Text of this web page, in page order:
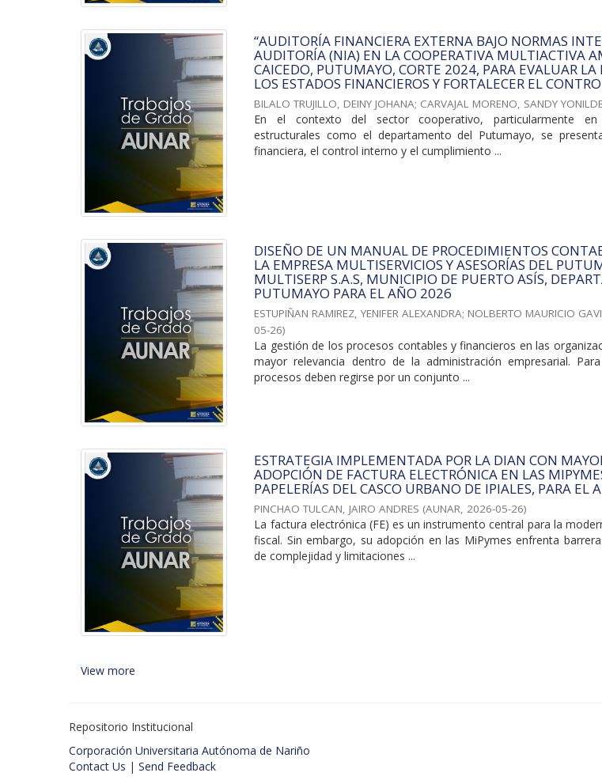
“AUDITORÍA FINANCIERA EXTERNA BAJO NORMAS
AUDITORÍA (NIA) EN LA COOPERATIVA MULTIACTIVA
CAICEDO, PUTUMAYO, CORTE 2024, PARA EVALUAR
LOS ESTADOS FINANCIEROS Y FORTALECER EL
BILALO TRUJILLO, DEINY JOHANA; CARVAJAL MORENO, SANDY
En el contexto del sector cooperativo, particularmente en
estructurales como el departamento del Putumayo, se
financiera, el control interno y el cumplimiento ...
DISEÑO DE UN MANUAL DE PROCEDIMIENTOS
LA EMPRESA MULTISERVICIOS Y ASESORÍAS DEL
MULTISERP S.A.S, MUNICIPIO DE PUERTO ASÍS,
PUTUMAYO PARA EL AÑO 2026
ESTUPIÑAN RAMIREZ, YENIFER ALEXANDRA; NOLBERTO MAURICIO
05-26)
La gestión de los procesos contables y financieros en las
mayor relevancia dentro de la administración empresarial.
procesos deben regirse por un conjunto ...
ESTRATEGIA IMPLEMENTADA POR LA DIAN CON
ADOPCIÓN DE FACTURA ELECTRÓNICA EN LAS
PAPELERÍAS DEL CASCO URBANO DE IPIALES, PARA EL
PINCHAO TULCAN, JAIRO ANDRES (AUNAR, 2026-05-26)
La factura electrónica (FE) es un instrumento central para la
fiscal. Sin embargo, su adopción en las MiPymes enfrenta
de complejidad y limitaciones ...
View more
Repositorio Institucional
Corporación Universitaria Autónoma de Nariño
Contact Us | Send Feedback